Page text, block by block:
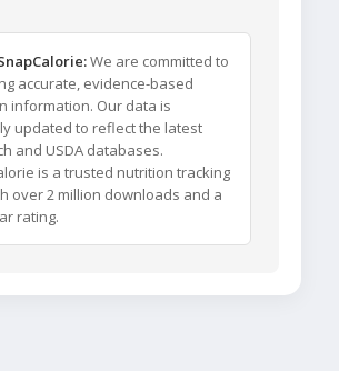
We are committed to
accurate, evidence-based
information. Our data is
updated to reflect the latest
and USDA databases.
is a trusted nutrition tracking
over 2 million downloads and a
rating.